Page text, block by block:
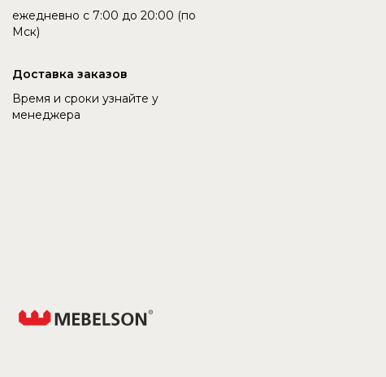
ежедневно с 7:00 до 20:00 (по
Мск)
Доставка заказов
Время и сроки узнайте у
менеджера